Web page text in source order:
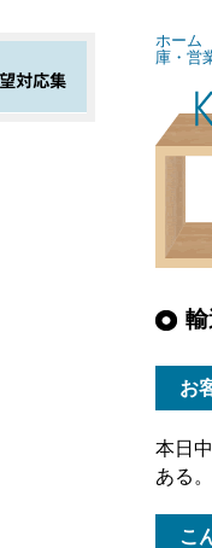
ホーム
庫・営
お
本日
ある
こ